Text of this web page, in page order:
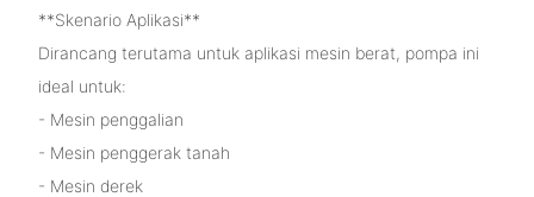
**Skenario Aplikasi**
Dirancang terutama untuk aplikasi mesin berat, pompa ini
ideal untuk:
- Mesin penggalian
- Mesin penggerak tanah
- Mesin derek